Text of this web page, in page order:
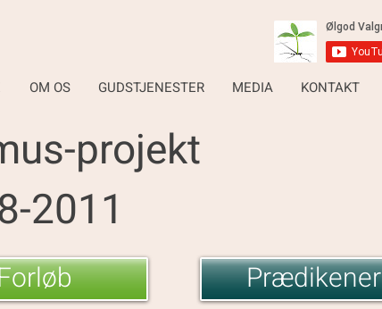
OM OS GUDSTJENESTER MEDIA KONTAKT
projekt
2011
Prædikener